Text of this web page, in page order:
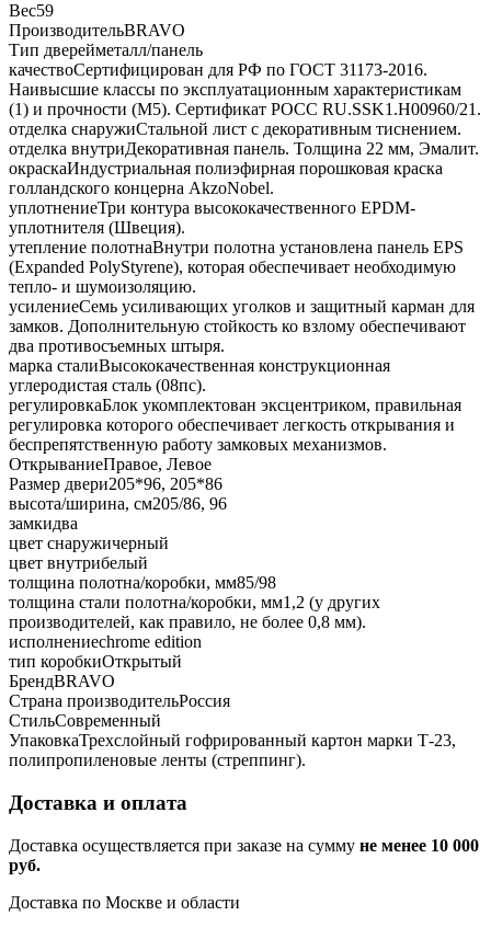
Вес59
ПроизводительBRAVO
Тип дверейметалл/панель
качествоСертифицирован для РФ по ГОСТ 31173-2016.
Наивысшие классы по эксплуатационным характеристикам
(1) и прочности (М5). Сертификат POCC RU.SSK1.H00960/21.
отделка снаружиСтальной лист с декоративным тиснением.
отделка внутриДекоративная панель. Толщина 22 мм, Эмалит.
окраскаИндустриальная полиэфирная порошковая краска
голландского концерна AkzoNobel.
уплотнениеТри контура высококачественного EPDM-
уплотнителя (Швеция).
утепление полотнаВнутри полотна установлена панель EPS
(Expanded PolyStyrene), которая обеспечивает необходимую
тепло- и шумоизоляцию.
усилениеСемь усиливающих уголков и защитный карман для
замков. Дополнительную стойкость ко взлому обеспечивают
два противосъемных штыря.
марка сталиВысококачественная конструкционная
углеродистая сталь (08пс).
регулировкаБлок укомплектован эксцентриком, правильная
регулировка которого обеспечивает легкость открывания и
беспрепятственную работу замковых механизмов.
ОткрываниеПравое, Левое
Размер двери205*96, 205*86
высота/ширина, см205/86, 96
замкидва
цвет снаружичерный
цвет внутрибелый
толщина полотна/коробки, мм85/98
толщина стали полотна/коробки, мм1,2 (у других
производителей, как правило, не более 0,8 мм).
исполнениеchrome edition
тип коробкиОткрытый
БрендBRAVO
Страна производительРоссия
СтильСовременный
УпаковкаТрехслойный гофрированный картон марки Т-23,
полипропиленовые ленты (стреппинг).
Доставка и оплата
Доставка осуществляется при заказе на сумму не менее 10 000
руб.
Доставка по Москве и области